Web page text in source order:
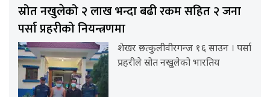
स्रोत नखुलेको २ लाख भन्दा बढी रकम सहित २ जना
पर्सा प्रहरीको नियन्त्रणमा
शेखर छत्कुलीवीरगन्ज १६ साउन । पर्सा
प्रहरीले स्रोत नखुलेको भारतिय